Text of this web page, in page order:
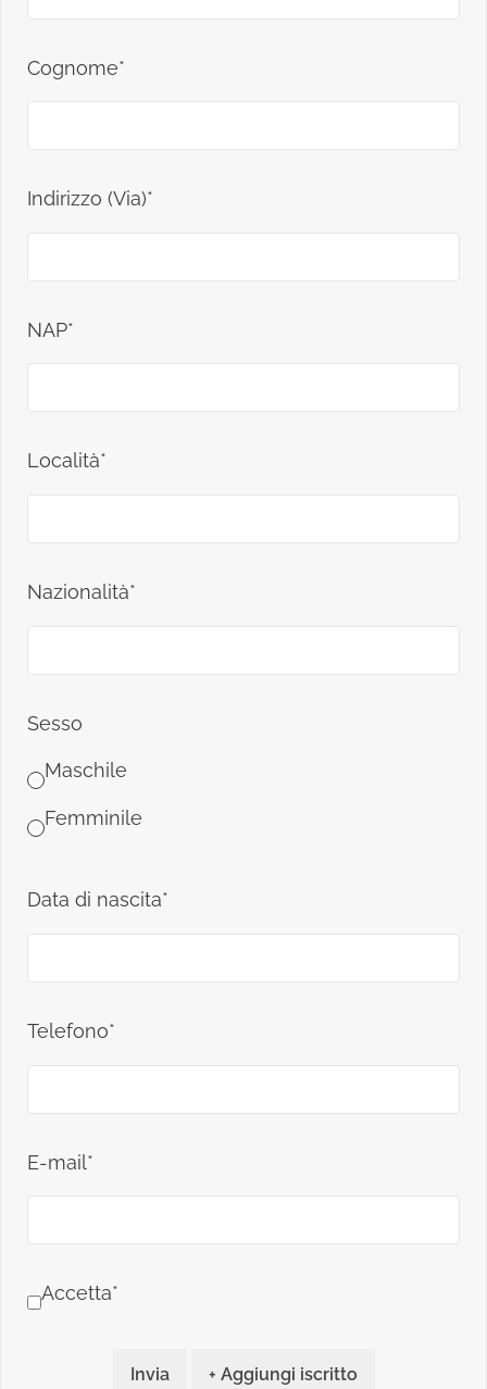
Cognome*
Indirizzo (Via)*
NAP*
Località*
Nazionalità*
Sesso
Maschile
Femminile
Data di nascita*
Telefono*
E-mail*
Accetta*
Invia + Aggiungi iscritto